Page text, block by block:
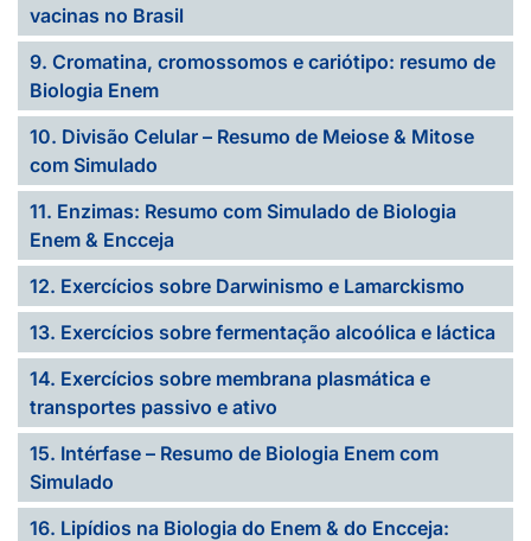
vacinas no Brasil
9. Cromatina, cromossomos e cariótipo: resumo de
Biologia Enem
10. Divisão Celular – Resumo de Meiose & Mitose
com Simulado
11. Enzimas: Resumo com Simulado de Biologia
Enem & Encceja
12. Exercícios sobre Darwinismo e Lamarckismo
13. Exercícios sobre fermentação alcoólica e láctica
14. Exercícios sobre membrana plasmática e
transportes passivo e ativo
15. Intérfase – Resumo de Biologia Enem com
Simulado
16. Lipídios na Biologia do Enem & do Encceja: